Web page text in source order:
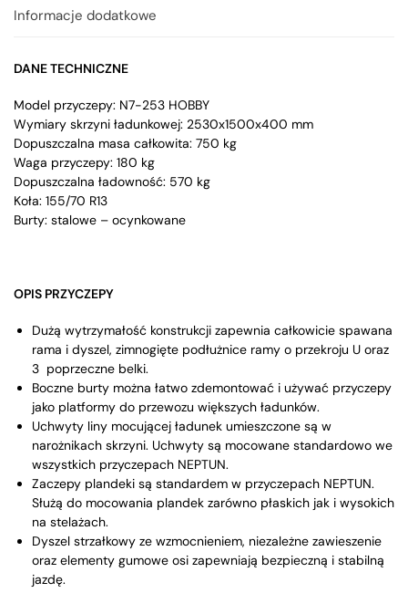
Informacje dodatkowe
DANE TECHNICZNE
Model przyczepy: N7-253 HOBBY
Wymiary skrzyni ładunkowej: 2530x1500x400 mm
Dopuszczalna masa całkowita: 750 kg
Waga przyczepy: 180 kg
Dopuszczalna ładowność: 570 kg
Koła: 155/70 R13
Burty: stalowe – ocynkowane
OPIS PRZYCZEPY
Dużą wytrzymałość konstrukcji zapewnia całkowicie spawana
rama i dyszel, zimnogięte podłużnice ramy o przekroju U oraz
3 poprzeczne belki.
Boczne burty można łatwo zdemontować i używać przyczepy
jako platformy do przewozu większych ładunków.
Uchwyty liny mocującej ładunek umieszczone są w
narożnikach skrzyni. Uchwyty są mocowane standardowo we
wszystkich przyczepach NEPTUN.
Zaczepy plandeki są standardem w przyczepach NEPTUN.
Służą do mocowania plandek zarówno płaskich jak i wysokich
na stelażach.
Dyszel strzałkowy ze wzmocnieniem, niezależne zawieszenie
oraz elementy gumowe osi zapewniają bezpieczną i stabilną
jazdę.